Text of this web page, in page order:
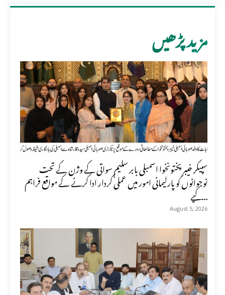
مزید پڑھیں
سپیکر خیبر پختونخوا اسمبلی بابر سلیم سواتی کے وژن کے تحت
نوجوانوں کو پارلیمانی امور میں عملی کردار ادا کرنے کے مواقع فراہم
کیے...
August 5, 2026